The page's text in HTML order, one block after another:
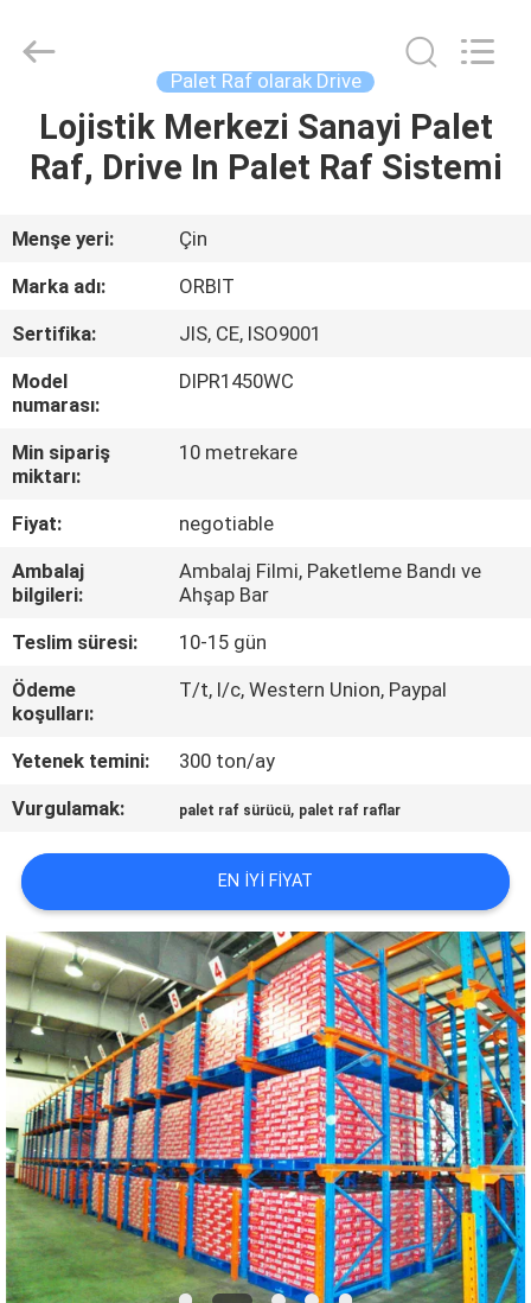
S
HAKKIMIZDA
FABRIKA
TURU
KALITE
BIZIMLE
GEÇIN
VAKALAR
SITE
HARITASI
PRIVACY
POLICY
Products
Palet Raf olarak Drive
Lojistik Merkezi Sanayi Palet
Raf, Drive In Palet Raf Sistemi
Menşe yeri:
Çin
Marka adı:
ORBIT
Sertifika:
JIS, CE, ISO9001
Model
numarası:
DIPR1450WC
Min sipariş
miktarı:
10 metrekare
Fiyat:
negotiable
Ambalaj
bilgileri:
Ambalaj Filmi, Paketleme Bandı ve
Ahşap Bar
Teslim süresi:
10-15 gün
Ödeme
koşulları:
T/t, l/c, Western Union, Paypal
Yetenek temini:
300 ton/ay
Vurgulamak:
palet raf sürücü, palet raf raflar
EN IYI FIYAT